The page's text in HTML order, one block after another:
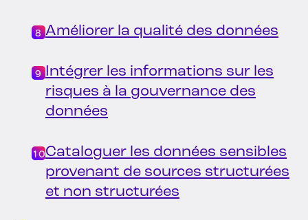
Améliorer la qualité des données
Intégrer les informations sur les
risques à la gouvernance des
données
Cataloguer les données sensibles
provenant de sources structurées
et non structurées